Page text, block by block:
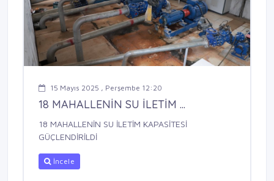
15 Mayıs 2025 , Perşembe 12:20
18 MAHALLENİN SU İLETİM ...
18 MAHALLENİN SU İLETİM KAPASİTESİ
GÜÇLENDİRİLDİ
İncele